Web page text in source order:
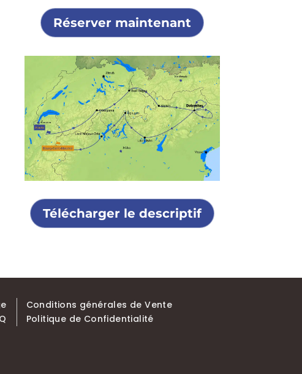
Réserver maintenant
Télécharger le descriptif
Conditions générales de Vente
Politique de Confidentialité